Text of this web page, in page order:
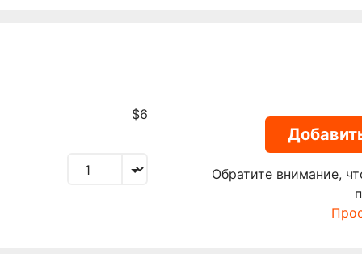
$6
Обратите внимание,